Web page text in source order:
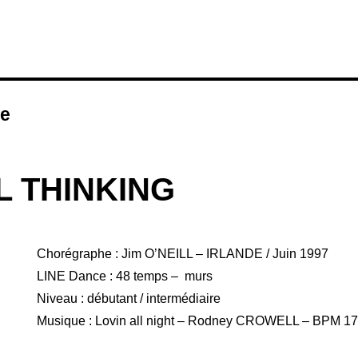
THINKING
Chorégraphe : Jim O’NEILL – IRLANDE / Juin 1997
LINE Dance : 48 temps – murs
Niveau : débutant / intermédiaire
Musique : Lovin all night – Rodney CROWELL – BPM